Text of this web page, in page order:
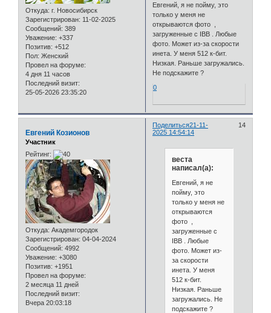
Откуда: г. Новосибирск
Зарегистрирован: 11-02-2025
Сообщений: 389
Уважение: +337
Позитив: +512
Пол: Женский
Провел на форуме:
4 дня 11 часов
Последний визит:
25-05-2026 23:35:20
Евгений, я не пойму, это
только у меня не
открываются фото ,
загруженные с IBB . Любые
фото. Может из-за скорости
инета. У меня 512 к-бит.
Низкая. Раньше загружались.
Не подскажите ?
0
Поделиться 14
21-11-
2025 14:54:14
Евгений Козионов
Участник
Рейтинг:
Откуда: Академгородок
Зарегистрирован: 04-04-2024
Сообщений: 4992
Уважение: +3080
Позитив: +1951
Провел на форуме:
2 месяца 11 дней
Последний визит:
Вчера 20:03:18
веста
написал(а):
Евгений, я не
пойму, это
только у меня не
открываются
фото ,
загруженные с
IBB . Любые
фото. Может из-
за скорости
инета. У меня
512 к-бит.
Низкая. Раньше
загружались. Не
подскажите ?